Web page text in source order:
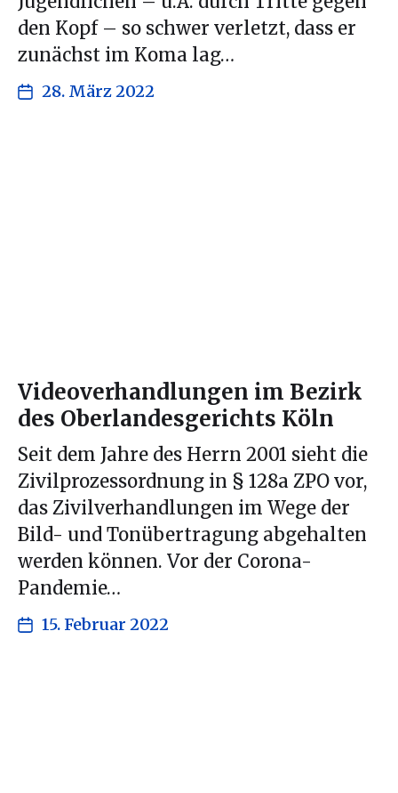
den Kopf – so schwer verletzt, dass er
zunächst im Koma lag…
28. März 2022
Videoverhandlungen im Bezirk
des Oberlandesgerichts Köln
Seit dem Jahre des Herrn 2001 sieht die
Zivilprozessordnung in § 128a ZPO vor,
das Zivilverhandlungen im Wege der
Bild- und Tonübertragung abgehalten
werden können. Vor der Corona-
Pandemie…
15. Februar 2022